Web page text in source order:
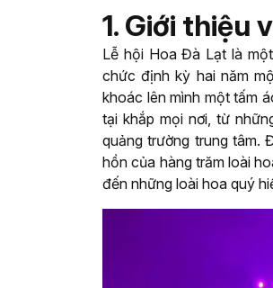
1. Giới thiệu
Lễ hội Hoa Đà Lạt là
chức định kỳ hai năm
khoác lên mình một tấm
tại khắp mọi nơi, từ
quảng trường trung tâm.
hồn của hàng trăm loài
đến những loài hoa quý